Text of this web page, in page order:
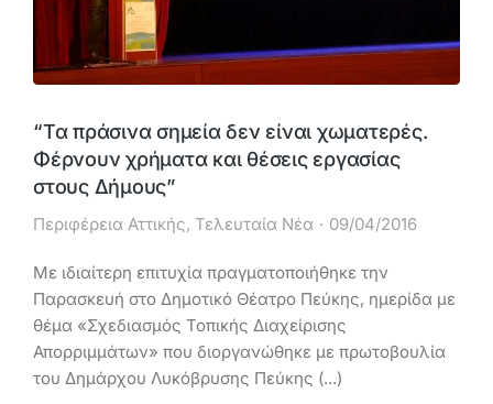
“Τα πράσινα σημεία δεν είναι χωματερές.
Φέρνουν χρήματα και θέσεις εργασίας
στους Δήμους”
Περιφέρεια Αττικής, Τελευταία Νέα 09/04/2016
Με ιδιαίτερη επιτυχία πραγματοποιήθηκε την
Παρασκευή στο Δημοτικό Θέατρο Πεύκης, ημερίδα με
θέμα «Σχεδιασμός Τοπικής Διαχείρισης
Απορριμμάτων» που διοργανώθηκε με πρωτοβουλία
του Δημάρχου Λυκόβρυσης Πεύκης (...)